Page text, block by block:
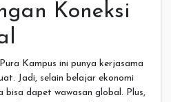
Koneksi
Kampus ini punya kerjasama
Jadi, selain belajar ekonomi
bisa dapet wawasan global. Plus,